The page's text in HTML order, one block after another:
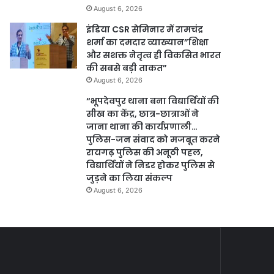
August 6, 2026
इंडिया CSR सेमिनार में रामचंद्र
शर्मा का दमदार व्याख्यान”शिक्षा
और सशक्त नेतृत्व ही विकसित भारत
की सबसे बड़ी ताकत”
August 6, 2026
“भूपदेवपुर थाना बना विद्यार्थियों की
सीख का केंद्र, छात्र-छात्राओं ने
जाना थाना की कार्यप्रणाली…
पुलिस-जन संवाद को मजबूत करने
रायगढ़ पुलिस की अनूठी पहल,
विद्यार्थियों ने निडर होकर पुलिस से
जुड़ने का लिया संकल्प
August 6, 2026